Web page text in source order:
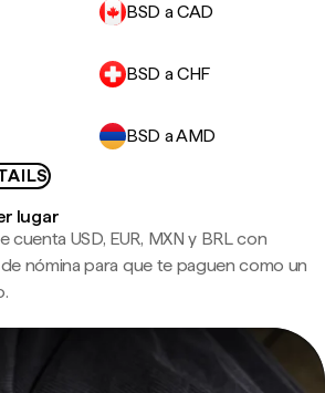
BSD a CAD
BSD a CHF
BSD a AMD
lugar
USD, EUR, MXN y BRL con
nómina para que te paguen como un